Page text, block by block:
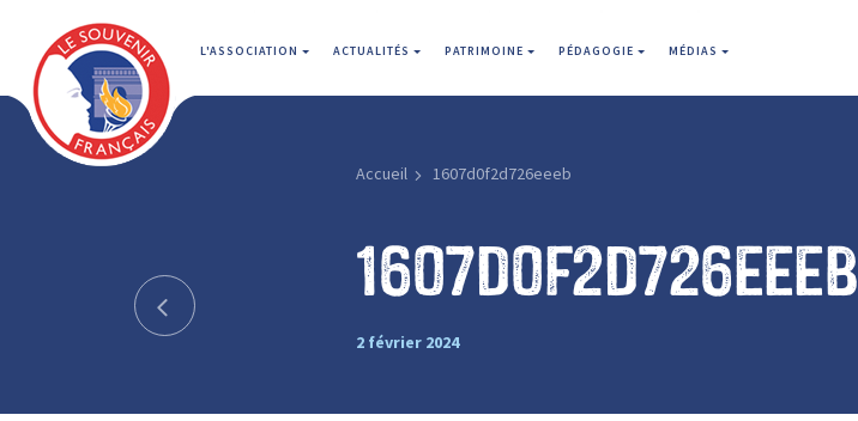
L'ASSOCIATION ACTUALITÉS PATRIMOINE PÉDAGOGIE MÉDIAS
Accueil 1607d0f2d726eeeb
1607d0f2d726eeeb
2 février 2024